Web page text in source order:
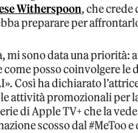
Witherspoon, che crede
preparare per
mi sono data una priorità:
come posso coinvolgere
Così ha dichiarato
attività promozionali per
di Apple TV+ che la
scosso dal #MeToo